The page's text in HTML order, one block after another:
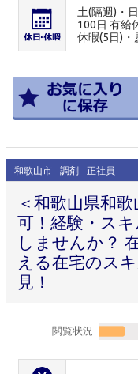
土(隔週)・
100日 有給
休暇(5日)・
和歌山市 調剤 正社員
＜和歌山県和
可！経験・ス
しませんか？
える在宅のス
見！
閲覧状況